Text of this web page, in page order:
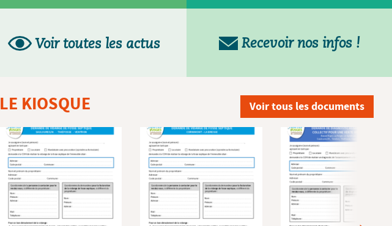
Voir toutes les actus Recevoir nos infos !
LE KIOSQUE Voir tous les documents